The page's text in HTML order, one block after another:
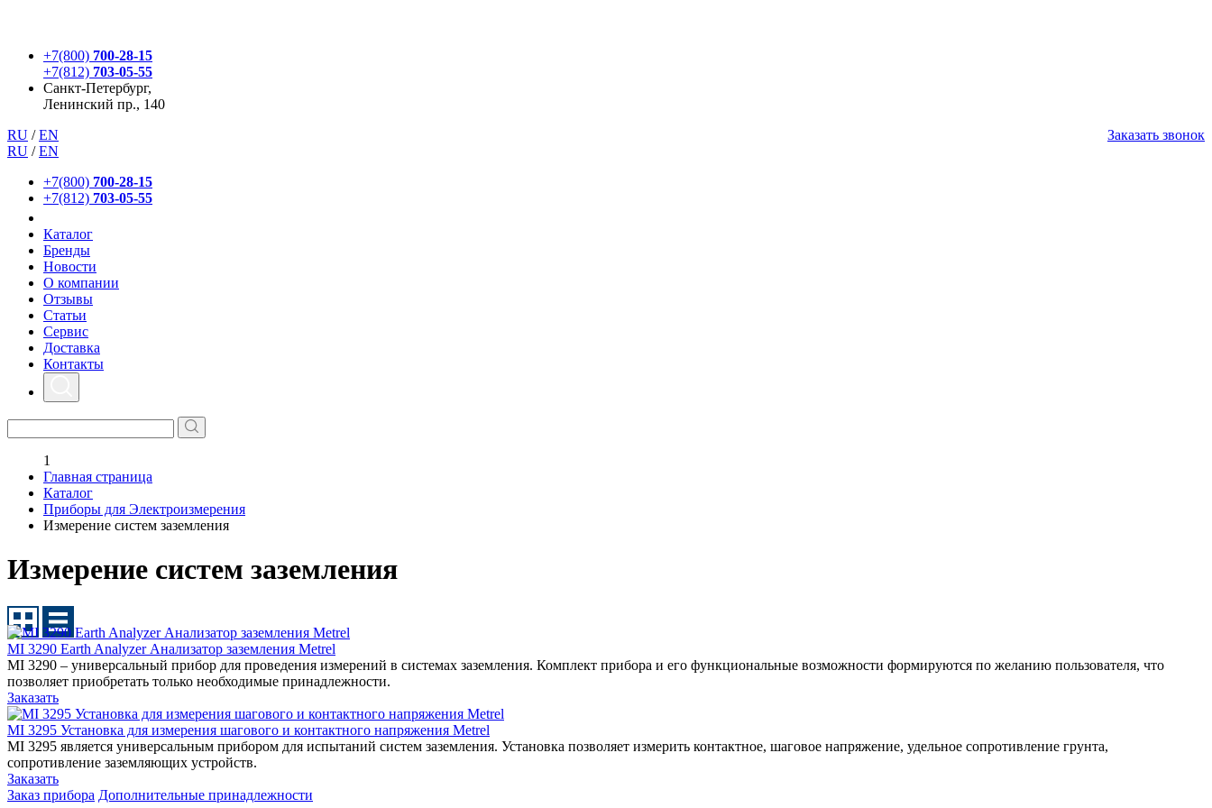
+7(800) 700-28-15
+7(812) 703-05-55
Санкт-Петербург,
Ленинский пр., 140
RU / EN
Заказать звонок
RU / EN
+7(800) 700-28-15
+7(812) 703-05-55
Каталог
Бренды
Новости
О компании
Отзывы
Статьи
Сервис
Доставка
Контакты
1
Главная страница
Каталог
Приборы для Электроизмерения
Измерение систем заземления
Измерение систем заземления
MI 3290 Earth Analyzer Анализатор заземления Metrel
MI 3290 – универсальный прибор для проведения измерений в системах заземления. Комплект прибора и его функциональные возможности формируются по желанию пользователя, что
позволяет приобретать только необходимые принадлежности.
Заказать
MI 3295 Установка для измерения шагового и контактного напряжения Metrel
MI 3295 является универсальным прибором для испытаний систем заземления. Установка позволяет измерить контактное, шаговое напряжение, удельное сопротивление грунта,
сопротивление заземляющих устройств.
Заказать
Заказ прибора Дополнительные принадлежности